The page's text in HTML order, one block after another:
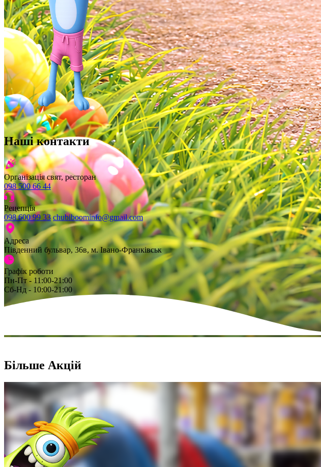
Наші контакти
Організація свят, ресторан
098 500 66 44
Рецепція
098 600 99 33 chubiboominfo@gmail.com
Адреса
Південний бульвар, 36в, м. Івано-Франківськ
Графік роботи
Пн-Пт - 11:00-21:00
Сб-Нд - 10:00-21:00
Більше Акцій